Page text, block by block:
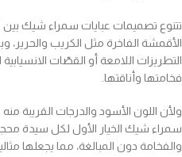
تتنوع تصميمات عبايات سمراء شيك بين
الأقمشة الفاخرة مثل الكريب والحرير،
التطريزات اللامعة أو القصّات
فخامتها وأناقتها.
ولأن اللون الأسود والدرجات القريبة
سمراء شيك الخيار الأول لكل سيدة
والفخامة دون المبالغة، مما يجعلها